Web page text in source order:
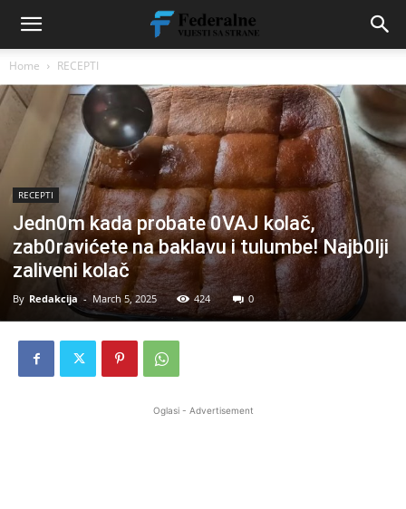
Home RECEPTI
RECEPTI
Jedn0m kada probate 0VAJ kolač,
zab0ravićete na baklavu i tulumbe! Najb0lji
zaliveni kolač
By Redakcija - March 5, 2025 424 0
Oglasi - Advertisement